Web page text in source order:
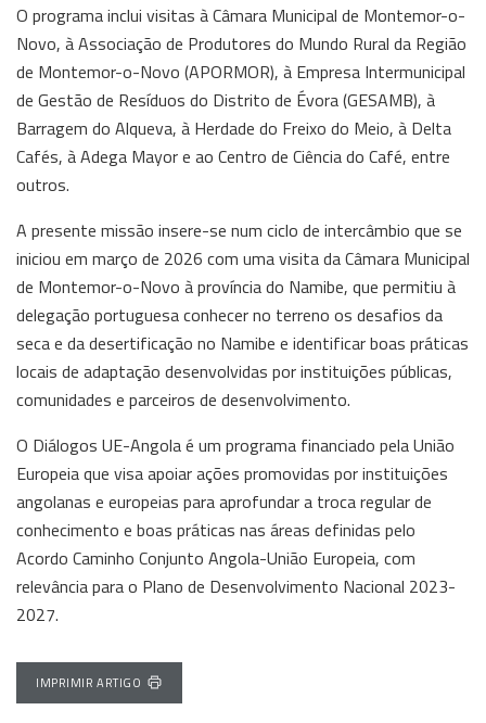
O programa inclui visitas à Câmara Municipal de Montemor-o-
Novo, à Associação de Produtores do Mundo Rural da Região
de Montemor-o-Novo (APORMOR), à Empresa Intermunicipal
de Gestão de Resíduos do Distrito de Évora (GESAMB), à
Barragem do Alqueva, à Herdade do Freixo do Meio, à Delta
Cafés, à Adega Mayor e ao Centro de Ciência do Café, entre
outros.
A presente missão insere-se num ciclo de intercâmbio que se
iniciou em março de 2026 com uma visita da Câmara Municipal
de Montemor-o-Novo à província do Namibe, que permitiu à
delegação portuguesa conhecer no terreno os desafios da
seca e da desertificação no Namibe e identificar boas práticas
locais de adaptação desenvolvidas por instituições públicas,
comunidades e parceiros de desenvolvimento.
O Diálogos UE-Angola é um programa financiado pela União
Europeia que visa apoiar ações promovidas por instituições
angolanas e europeias para aprofundar a troca regular de
conhecimento e boas práticas nas áreas definidas pelo
Acordo Caminho Conjunto Angola-União Europeia, com
relevância para o Plano de Desenvolvimento Nacional 2023-
2027.
IMPRIMIR ARTIGO